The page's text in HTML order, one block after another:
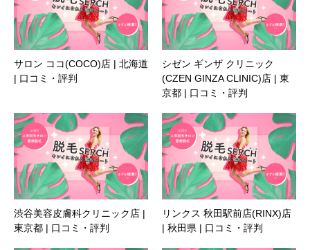
サロン ココ(COCO)店 | 北海道
| 口コミ・評判
シゼン ギンザ クリニック
(CZEN GINZA CLINIC)店 | 東
京都 | 口コミ・評判
渋谷美容皮膚科クリニック店 |
東京都 | 口コミ・評判
リンクス 秋田駅前店(RINX)店
| 秋田県 | 口コミ・評判